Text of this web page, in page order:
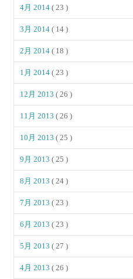
4月 2014( 23 )
3月 2014( 14 )
2月 2014( 18 )
1月 2014( 23 )
12月 2013( 26 )
11月 2013( 26 )
10月 2013( 25 )
9月 2013( 25 )
8月 2013( 24 )
7月 2013( 23 )
6月 2013( 23 )
5月 2013( 27 )
4月 2013( 26 )